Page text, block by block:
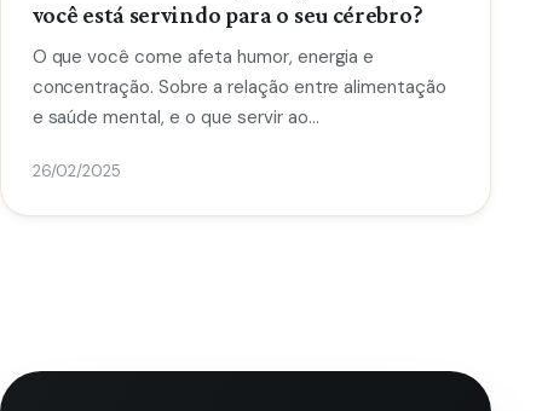
você está servindo para o seu cérebro?
O que você come afeta humor, energia e
concentração. Sobre a relação entre alimentação
e saúde mental, e o que servir ao…
26/02/2025